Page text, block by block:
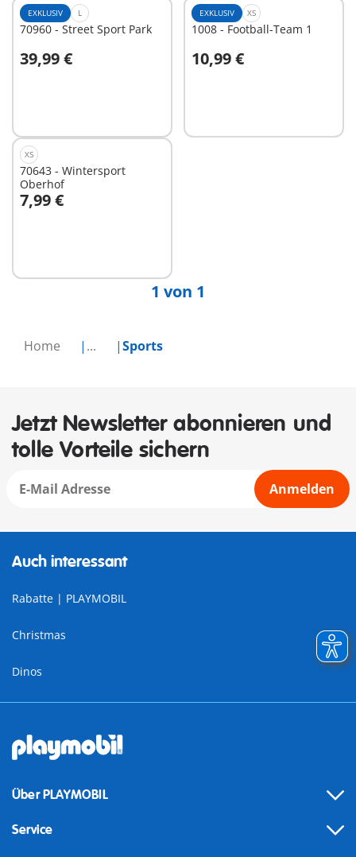
Home ... Sports
EXKLUSIV L
70960 - Street Sport Park
39,99 €
EXKLUSIV XS
1008 - Football-Team 1
10,99 €
XS
70643 - Wintersport
Oberhof
7,99 €
In den Warenkorb
1 von 1
Jetzt Newsletter abonnieren und
tolle Vorteile sichern
Anmelden
Auch interessant
Rabatte | PLAYMOBIL
Christmas
Dinos
Über PLAYMOBIL
Service